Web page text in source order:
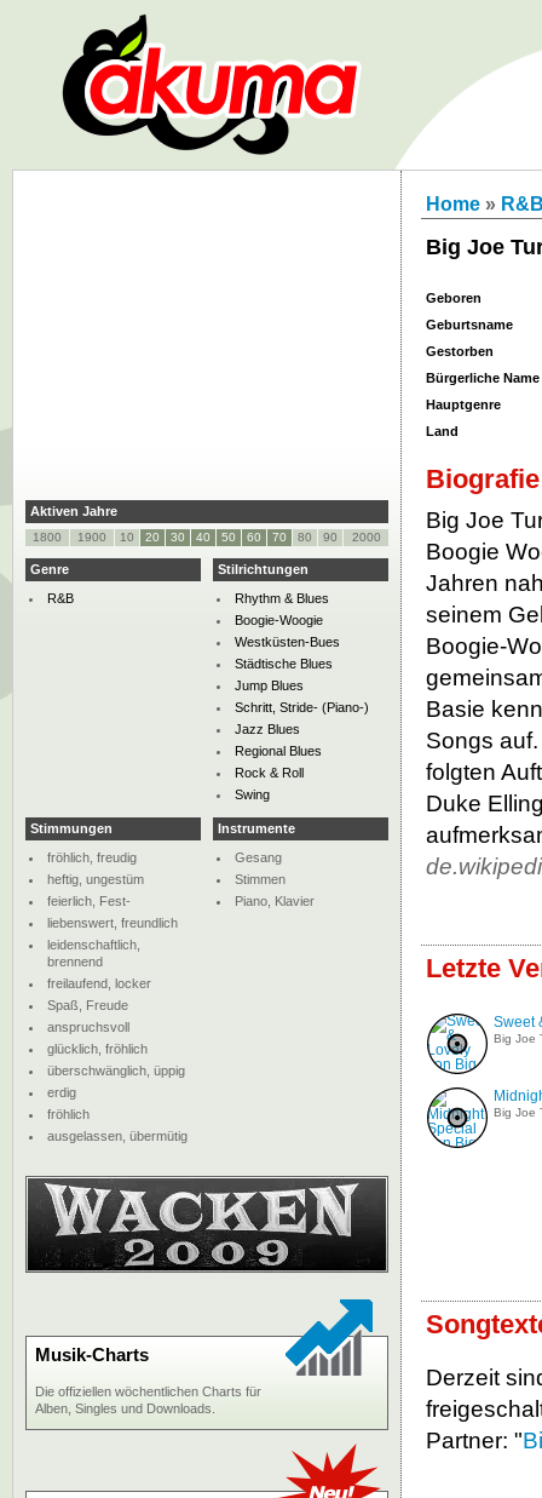
Home »
Big Joe
Geboren
Geburtsname
Gestorben
Bürgerliche Name
Hauptgenre
Land
Biografie
Big Joe
Boogie
Jahren
seinem
Boogie-
Basie
Songs
folgten
Duke
Letzte
Sweet
Big Joe
Big Joe
Derzeit
Partner: "
Aktiven Jahre
1800 1900 10 20 30 40 50 60 70 80 90 2000
Genre
R&B
Stilrichtungen
Rhythm & Blues
Boogie-Woogie
Westküsten-Bues
Städtische Blues
Jump Blues
Schritt, Stride- (Piano-)
Jazz Blues
Regional Blues
Rock & Roll
Swing
Stimmungen
fröhlich, freudig
heftig, ungestüm
feierlich, Fest-
liebenswert, freundlich
leidenschaftlich,
brennend
freilaufend, locker
Spaß, Freude
anspruchsvoll
glücklich, fröhlich
überschwänglich, üppig
erdig
fröhlich
ausgelassen, übermütig
Instrumente
Gesang
Stimmen
Piano, Klavier
Musik-Charts
Die offiziellen wöchentlichen Charts für
Alben, Singles und Downloads.